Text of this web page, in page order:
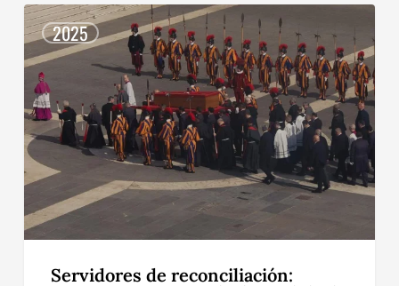
2025
Servidores
de
reconciliación:
nuestro
servicio
en
la
despedida
de
un
Papa.
Servidores de reconciliación: